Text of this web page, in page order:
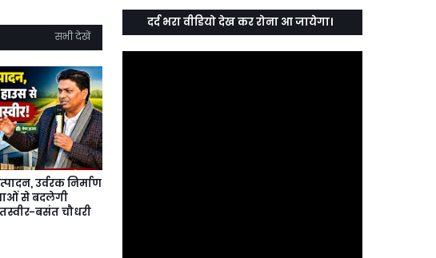
सभी देखें
उर्वरक निर्माण
से बदलेगी
बसंत चौधरी
दर्द भरा वीडियो देख कर रोना आ जायेगा।